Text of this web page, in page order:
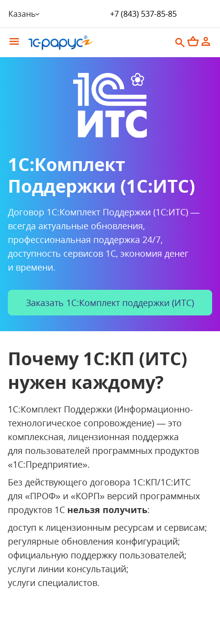
Казань +7 (843) 537-85-85
1C:Комплект
Поддержки (1С:ИТС)
Договор 1С:Комплект Поддержки (1С:ИТС) —
всегда актуальные обновления,
профессиональная поддержка 24/7,
доступность сервисов 1С, экономия денег
и времени.
Заказать 1С:Комплект поддержки (ИТС)
Почему 1С:КП (ИТС)
нужен каждому?
1С:Комплект Поддержки (Информационно-
технологическое сопровождение) — это
комплексная, лицензионная поддержка
для пользователей программных продуктов
«1С:Предприятие».
Без действующего договора 1С:КП/1С:ИТС
для «ПРОФ» и «КОРП» версий программных
продуктов 1С нельзя получить:
доступ к лицензионным ресурсам и сервисам;
регулярные обновления конфигураций;
официальную поддержку пользователей;
услуги линии консультаций;
услуги специалистов.